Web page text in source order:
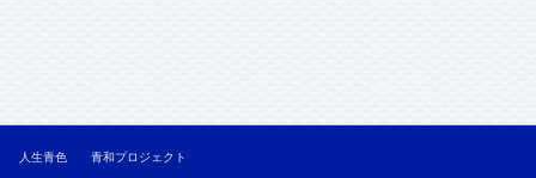
人生青色 青和プロジェクト